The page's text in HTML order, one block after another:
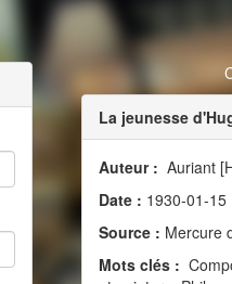
La jeunesse
Auteur : Auriant
Date : 1930-01-15
Source : Mercure
Mots clés :